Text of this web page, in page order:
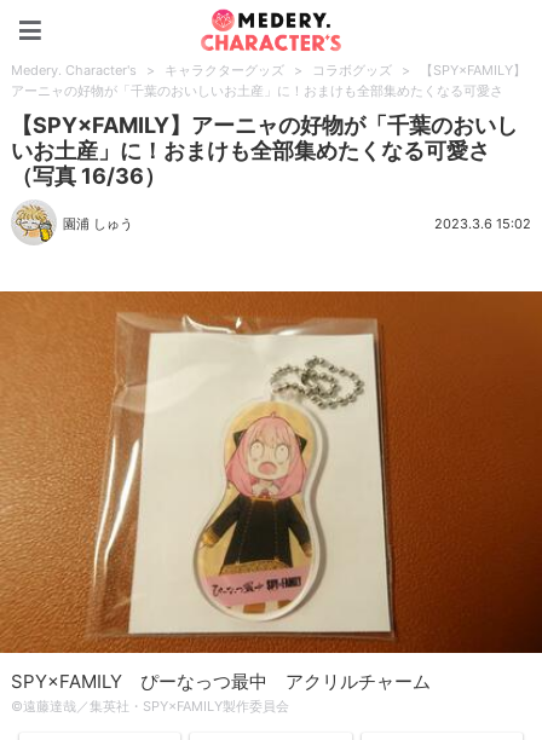
Medery. Character's > キャラクターグッズ > コラボグッズ >
【SPY×FAMILY】
アーニャの好物が「千葉のおいしいお土産」に！おまけも全部集めたくなる可愛さ
【SPY×FAMILY】アーニャの好物が「千葉のおいし
いお土産」に！おまけも全部集めたくなる可愛さ
（写真 16/36）
園浦 しゅう 2023.3.6 15:02
SPY×FAMILY ぴーなっつ最中 アクリルチャーム
©遠藤達哉／集英社・SPY×FAMILY製作委員会